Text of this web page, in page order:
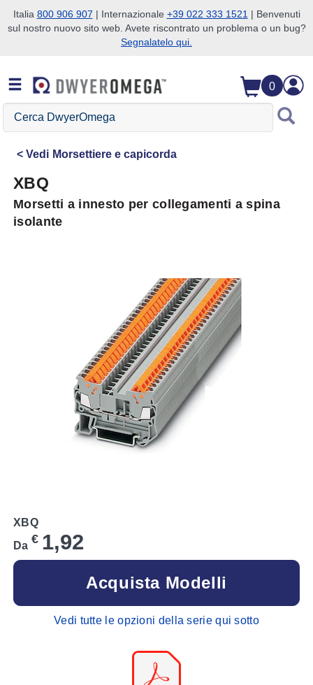
Salta alla ricerca
Salta al contenuto principale
Salta alla navigazione
Italia 800 906 907 | Internazionale +39 022 333 1521 | Benvenuti
sul nostro nuovo sito web. Avete riscontrato un problema o un bug?
Segnalatelo qui.
0
Cerca
DwyerOmega
Vedi Morsettiere e capicorda
XBQ
Morsetti a innesto per collegamenti a spina
isolante
XBQ
Da € 1,92
Acquista Modelli
Vedi tutte le opzioni della serie qui sotto